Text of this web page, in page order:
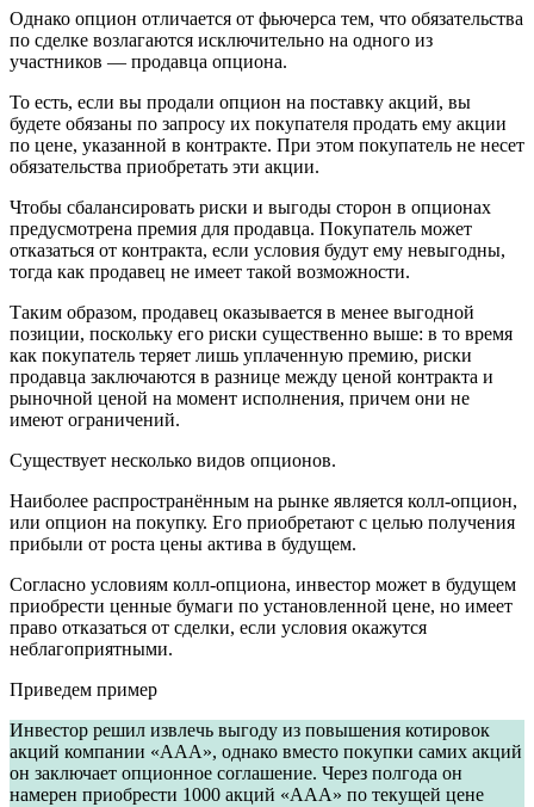
Однако опцион отличается от фьючерса тем, что обязательства
по сделке возлагаются исключительно на одного из
участников — продавца опциона.
То есть, если вы продали опцион на поставку акций, вы
будете обязаны по запросу их покупателя продать ему акции
по цене, указанной в контракте. При этом покупатель не несет
обязательства приобретать эти акции.
Чтобы сбалансировать риски и выгоды сторон в опционах
предусмотрена премия для продавца. Покупатель может
отказаться от контракта, если условия будут ему невыгодны,
тогда как продавец не имеет такой возможности.
Таким образом, продавец оказывается в менее выгодной
позиции, поскольку его риски существенно выше: в то время
как покупатель теряет лишь уплаченную премию, риски
продавца заключаются в разнице между ценой контракта и
рыночной ценой на момент исполнения, причем они не
имеют ограничений.
Существует несколько видов опционов.
Наиболее распространённым на рынке является колл-опцион,
или опцион на покупку. Его приобретают с целью получения
прибыли от роста цены актива в будущем.
Согласно условиям колл-опциона, инвестор может в будущем
приобрести ценные бумаги по установленной цене, но имеет
право отказаться от сделки, если условия окажутся
неблагоприятными.
Приведем пример
Инвестор решил извлечь выгоду из повышения котировок
акций компании «AAA», однако вместо покупки самих акций
он заключает опционное соглашение. Через полгода он
намерен приобрести 1000 акций «AAA» по текущей цене